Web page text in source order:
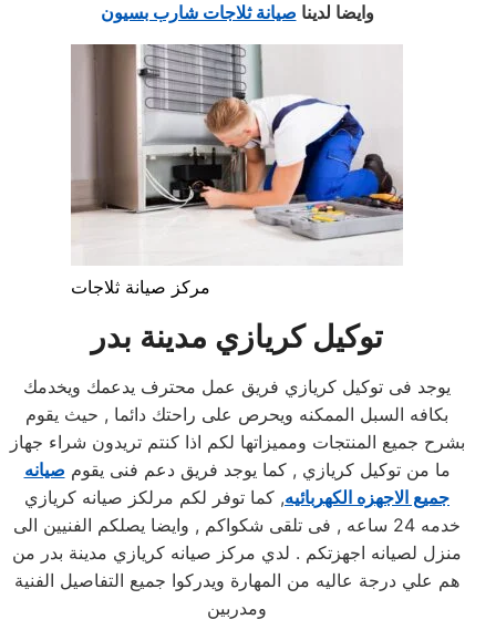
وايضا لدينا صيانة ثلاجات شارب بسيون
مركز صيانة ثلاجات
توكيل كريازي مدينة بدر
يوجد فى توكيل كريازي فريق عمل محترف يدعمك ويخدمك
بكافه السبل الممكنه ويحرص على راحتك دائما , حيث يقوم
بشرح جميع المنتجات ومميزاتها لكم اذا كنتم تريدون شراء جهاز
ما من توكيل كريازي , كما يوجد فريق دعم فنى يقوم صيانه
جميع الاجهزه الكهربائيه, كما توفر لكم مرلكز صيانه كريازي
خدمه 24 ساعه , فى تلقى شكواكم , وايضا يصلكم الفنيين الى
منزل لصيانه اجهزتكم . لدي مركز صيانه كريازي مدينة بدر من
هم علي درجة عاليه من المهارة ويدركوا جميع التفاصيل الفنية
ومدربين